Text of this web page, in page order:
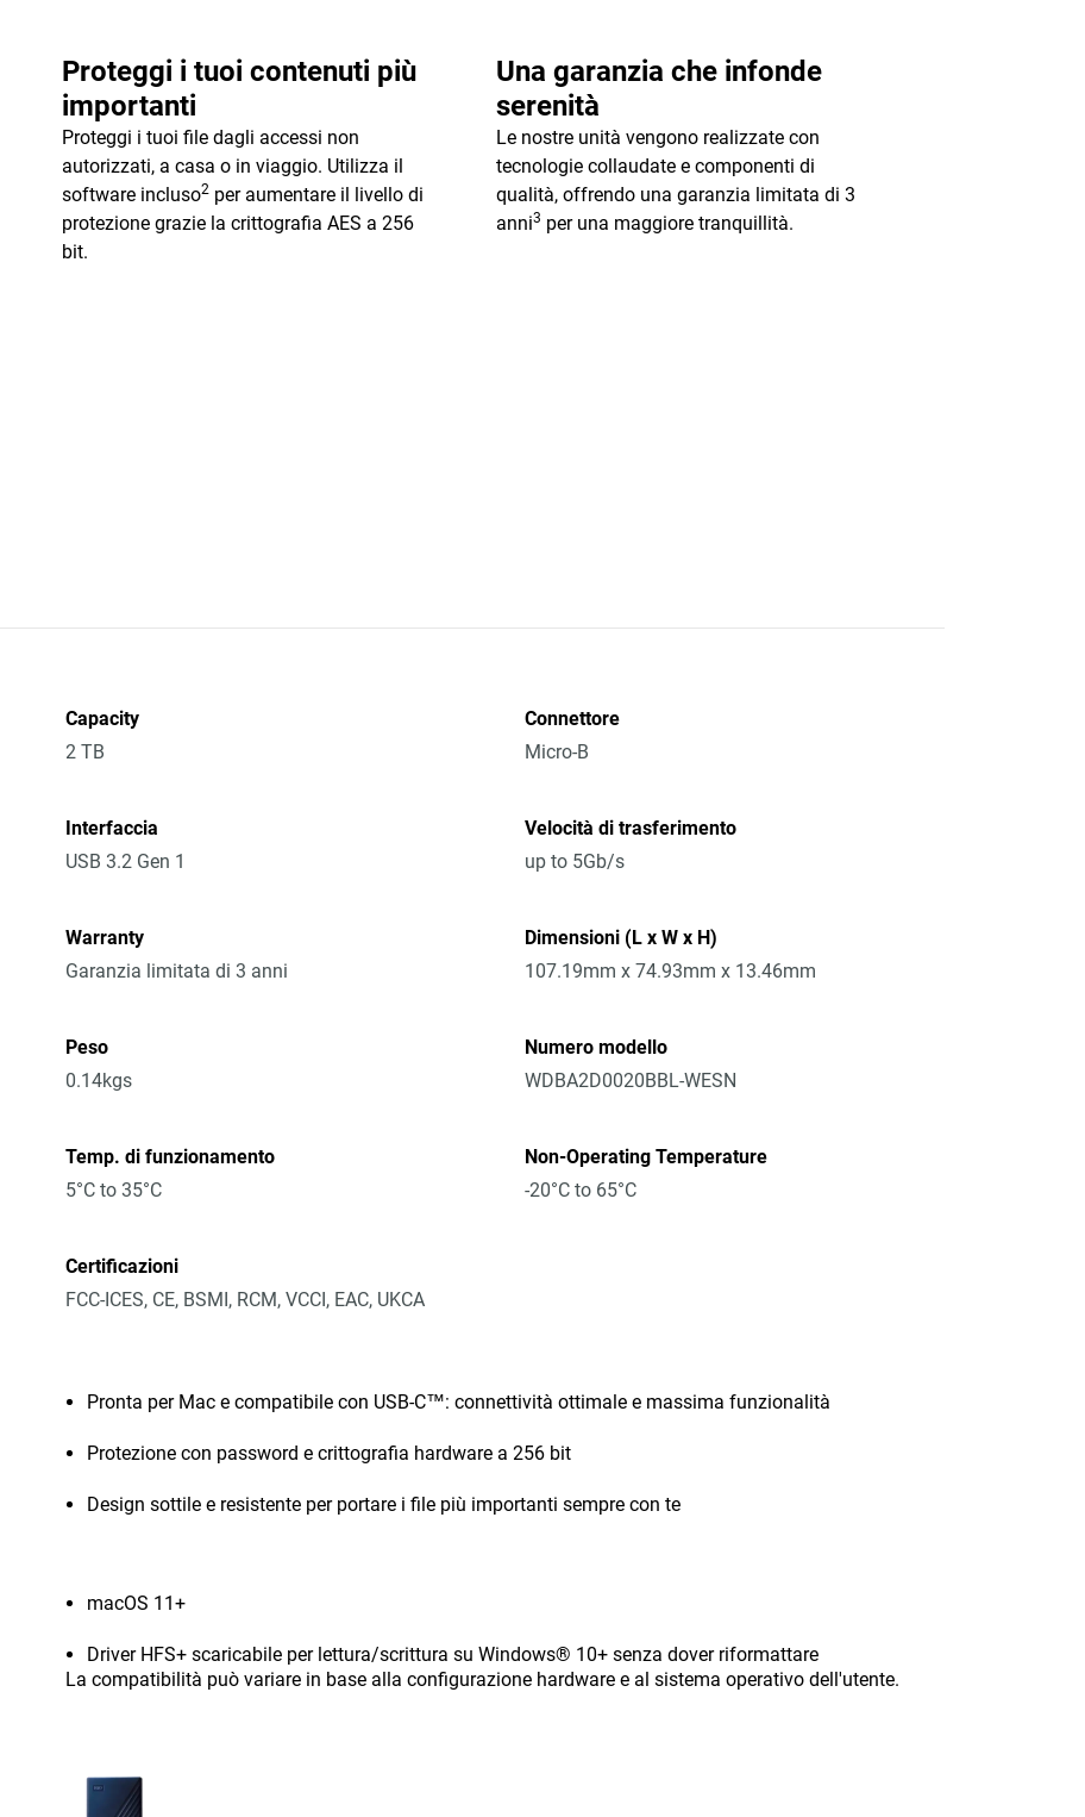
Proteggi i tuoi contenuti più
importanti
Proteggi i tuoi file dagli accessi non
autorizzati, a casa o in viaggio. Utilizza il
software incluso2per aumentare il livello di
protezione grazie la crittografia AES a 256
bit.
Una garanzia che infonde
serenità
Le nostre unità vengono realizzate con
tecnologie collaudate e componenti di
qualità, offrendo una garanzia limitata di 3
anni3 per una maggiore tranquillità.
Capacity
2 TB
Connettore
Micro-B
Interfaccia
USB 3.2 Gen 1
Velocità di trasferimento
up to 5Gb/s
Warranty
Garanzia limitata di 3 anni
Dimensioni (L x W x H)
107.19mm x 74.93mm x 13.46mm
Peso
0.14kgs
Numero modello
WDBA2D0020BBL-WESN
Temp. di funzionamento
5°C to 35°C
Non-Operating Temperature
-20°C to 65°C
Certificazioni
FCC-ICES, CE, BSMI, RCM, VCCI, EAC, UKCA
Pronta per Mac e compatibile con USB-C™: connettività ottimale e massima funzionalità
Protezione con password e crittografia hardware a 256 bit
Design sottile e resistente per portare i file più importanti sempre con te
macOS 11+
Driver HFS+ scaricabile per lettura/scrittura su Windows® 10+ senza dover riformattare
La compatibilità può variare in base alla configurazione hardware e al sistema operativo dell'utente.